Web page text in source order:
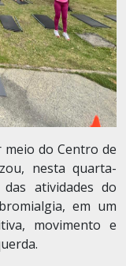
meio do Centro de
nesta quarta-
atividades do
em um
movimento e